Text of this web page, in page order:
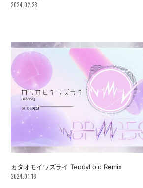
2024.02.28
カタオモイワズライ TeddyLoid Remix
2024.01.18